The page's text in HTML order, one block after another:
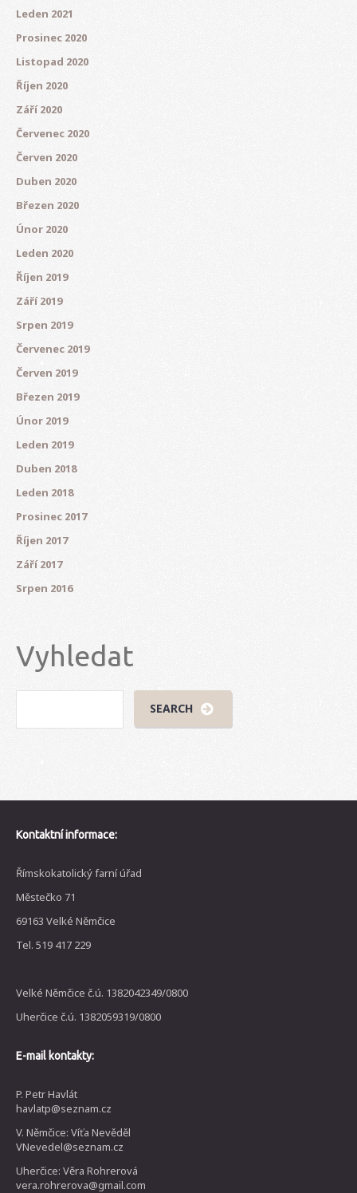
Leden 2021
Prosinec 2020
Listopad 2020
Říjen 2020
Září 2020
Červenec 2020
Červen 2020
Duben 2020
Březen 2020
Únor 2020
Leden 2020
Říjen 2019
Září 2019
Srpen 2019
Červenec 2019
Červen 2019
Březen 2019
Únor 2019
Leden 2019
Duben 2018
Leden 2018
Prosinec 2017
Říjen 2017
Září 2017
Srpen 2016
Vyhledat
Kontaktní informace:
Římskokatolický farní úřad
Městečko 71
69163 Velké Němčice
Tel. 519 417 229
Velké Němčice č.ú. 1382042349/0800
Uherčice č.ú. 1382059319/0800
E-mail kontakty:
P. Petr Havlát
havlatp@seznam.cz
V. Němčice: Víťa Nevěděl
VNevedel@seznam.cz
Uherčice: Věra Rohrerová
vera.rohrerova@gmail.com